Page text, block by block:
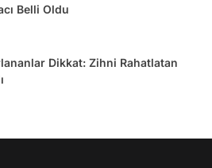
Belli Oldu
Dikkat: Zihni Rahatlatan